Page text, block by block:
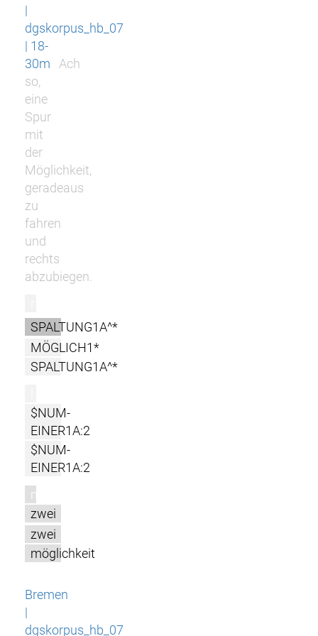
|
dgskorpus_hb_07
| 18-
30m
Ach
so,
eine
Spur
mit
der
Möglichkeit,
geradeaus
zu
fahren
und
rechts
abzubiegen.
SPALTUNG1A^*
MÖGLICH1*
SPALTUNG1A^*
$NUM-
EINER1A:2
$NUM-
EINER1A:2
m
zwei
zwei
möglichkeit
Bremen
|
dgskorpus_hb_07